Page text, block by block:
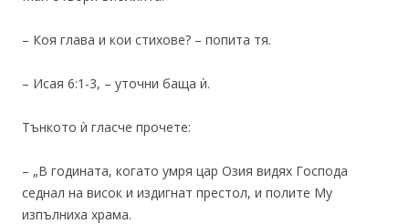
– Коя глава и кои стихове? – попита тя.
– Исая 6:1-3, – уточни баща ѝ.
Тънкото ѝ гласче прочете:
– „В годината, когато умря цар Озия видях Господа
седнал на висок и издигнат престол, и полите Му
изпълниха храма.